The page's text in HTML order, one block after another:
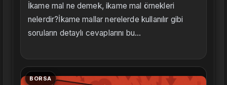
İkame mal ne demek, ikame mal örnekleri
nelerdir?İkame mallar nerelerde kullanılır gibi
soruların detaylı cevaplarını bu...
BORSA